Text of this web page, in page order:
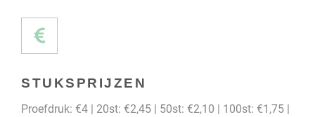
STUKSPRIJZEN
Proefdruk: €4 | 20st: €2,45 | 50st: €2,10 | 100st: €1,75 |